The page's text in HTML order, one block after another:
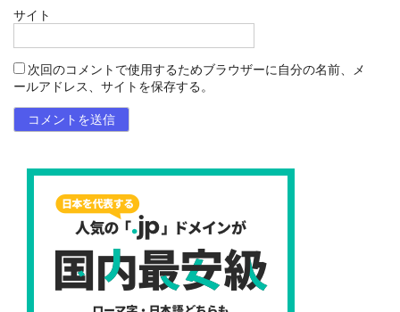
サイト
次回のコメントで使用するためブラウザーに自分の名前、メ
ールアドレス、サイトを保存する。